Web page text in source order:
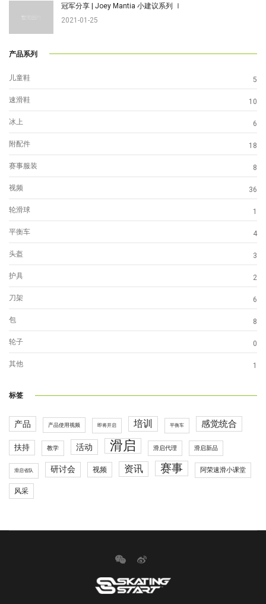
冠军分享 | Joey Mantia 小建议系列 Ⅰ
2021-01-25
产品系列
儿童鞋 5
速滑鞋 10
冰上 6
附配件 18
赛事服装 8
视频 36
轮滑球 1
平衡车 4
头盔 3
护具 2
刀架 6
包 8
轮子 0
其他 1
标签
产品 产品使用视频 即将开启 培训 平衡车 感觉统合
扶持 教学 活动 滑启 滑启代理 滑启新品
滑启省队 研讨会 视频 资讯 赛事 阿荣速滑小课堂
风采